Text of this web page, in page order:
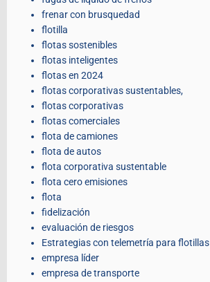
frenar con brusquedad
flotilla
flotas sostenibles
flotas inteligentes
flotas en 2024
flotas corporativas sustentables,
flotas corporativas
flotas comerciales
flota de camiones
flota de autos
flota corporativa sustentable
flota cero emisiones
flota
fidelización
evaluación de riesgos
Estrategias con telemetría para flotillas
empresa líder
empresa de transporte